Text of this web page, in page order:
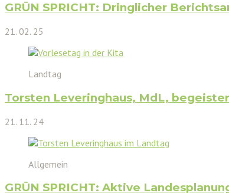
GRÜN SPRICHT: Dringlicher
21. 02. 25
Landtag
Torsten Leveringhaus, MdL,
21. 11. 24
Allgemein
GRÜN SPRICHT: Aktive